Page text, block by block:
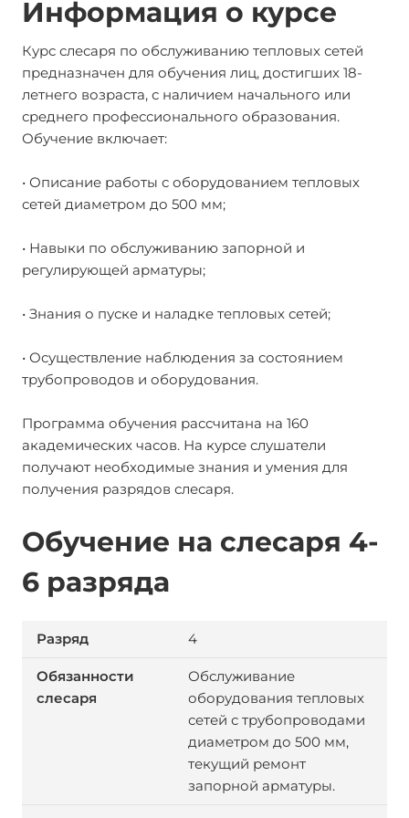
Информация о курсе
Курс слесаря по обслуживанию тепловых сетей
предназначен для обучения лиц, достигших 18-
летнего возраста, с наличием начального или
среднего профессионального образования.
Обучение включает:
• Описание работы с оборудованием тепловых
сетей диаметром до 500 мм;
• Навыки по обслуживанию запорной и
регулирующей арматуры;
• Знания о пуске и наладке тепловых сетей;
• Осуществление наблюдения за состоянием
трубопроводов и оборудования.
Программа обучения рассчитана на 160
академических часов. На курсе слушатели
получают необходимые знания и умения для
получения разрядов слесаря.
Обучение на слесаря 4-
6 разряда
4
Обслуживание
оборудования тепловых
сетей с трубопроводами
диаметром до 500 мм,
текущий ремонт
запорной арматуры.